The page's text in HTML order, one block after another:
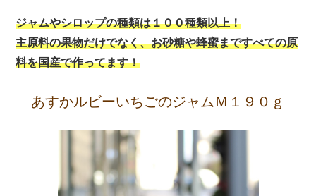
ジャムやシロップの種類は１００種類以上！
主原料の果物だけでなく、お砂糖や蜂蜜まですべての原
料を国産で作ってます！
あすかルビーいちごのジャムＭ１９０ｇ